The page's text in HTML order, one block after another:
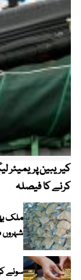
کرنے کا فیصلہ
ملک
شہروں میں 20 کلو تھیلا
سونے